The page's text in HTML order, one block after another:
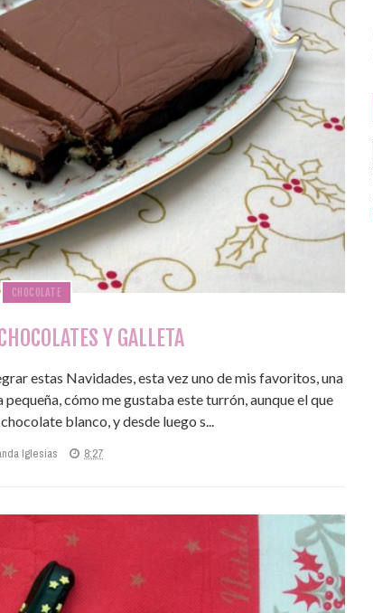
CHOCOLATE
Y GALLETA
estas Navidades, esta vez uno de mis favoritos, una
cómo me gustaba este turrón, aunque el que
blanco, y desde luego s...
Iglesias 8:27